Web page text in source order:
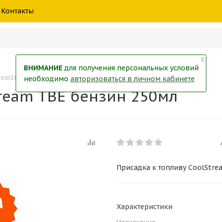
Контакты
TBE бензин 250мл
TBE бензин 250мл
Присадка к топливу
Характеристики
╳
ВНИМАНИЕдля получения персональных условий
необходимо авторизоваться в личном кабинете